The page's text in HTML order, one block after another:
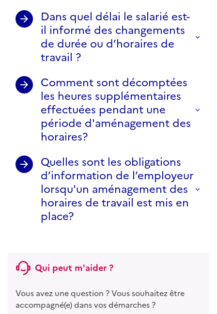
Dans quel délai le salarié est-
il informé des changements
de durée ou d’horaires de
travail ?
Comment sont décomptées
les heures supplémentaires
effectuées pendant une
période d'aménagement des
horaires?
Quelles sont les obligations
d’information de l’employeur
lorsqu'un aménagement des
horaires de travail est mis en
place?
Qui peut m'aider ?
Vous avez une question ? Vous souhaitez être
accompagné(e) dans vos démarches ?